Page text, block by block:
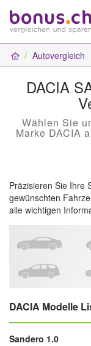
Autovergleich
DACIA
Wählen Sie
Marke DACIA
Präzisieren Sie Ihre
gewünschten
alle wichtigen
DACIA Modelle
Sandero 1.0